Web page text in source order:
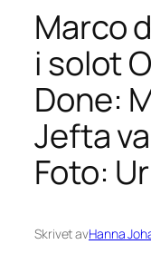
Marco
i solot
Done:
Jefta
Foto:
Skrivet avHanna